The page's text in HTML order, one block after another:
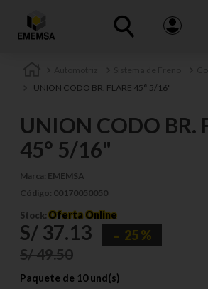
UNION CODO BR. FLARE 45° 5/16"
UNION CODO BR.
45° 5/16"
Marca: EMEMSA
Código: 00170050050
Stock: Oferta Online
S/ 37.13 25 %
S/49.50
Paquete de 10 und(s)